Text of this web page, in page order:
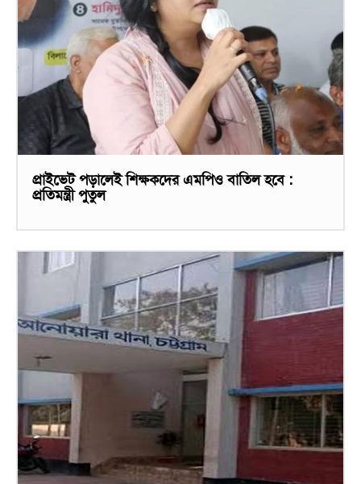
প্রাইভেট পড়ালেই শিক্ষকদের এমপিও বাতিল হবে :
প্রতিমন্ত্রী পুতুল